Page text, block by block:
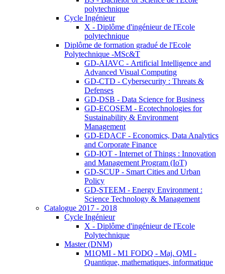
polytechnique
Cycle Ingénieur
X - Diplôme d'ingénieur de l'Ecole
polytechnique
Diplôme de formation gradué de l'Ecole
Polytechnique -MSc&T
GD-AIAVC - Artificial Intelligence and
Advanced Visual Computing
GD-CTD - Cybersecurity : Threats &
Defenses
GD-DSB - Data Science for Business
GD-ECOSEM - Ecotechnologies for
Sustainability & Environment
Management
GD-EDACF - Economics, Data Analytics
and Corporate Finance
GD-IOT - Internet of Things : Innovation
and Management Program (IoT)
GD-SCUP - Smart Cities and Urban
Policy
GD-STEEM - Energy Environment :
Science Technology & Management
Catalogue 2017 - 2018
Cycle Ingénieur
X - Diplôme d'ingénieur de l'Ecole
Polytechnique
Master (DNM)
M1QMI - M1 FODQ - Maj. QMI -
Quantique, mathematiques, informatique